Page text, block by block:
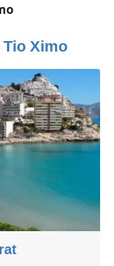
Tio Ximo